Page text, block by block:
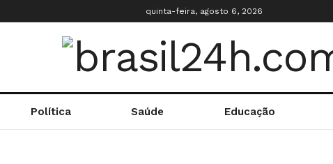
quinta-feira, agosto 6, 2026
Política Saúde Educação